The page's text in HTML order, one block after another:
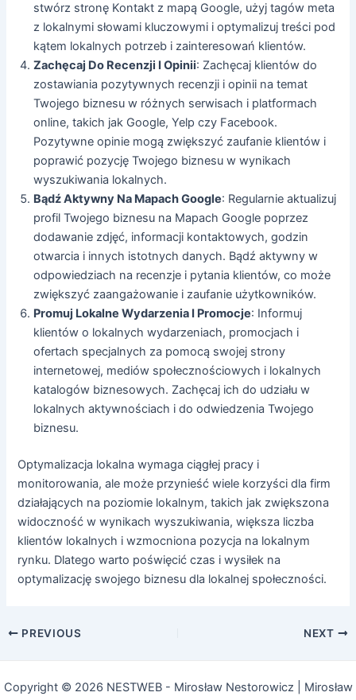
stwórz stronę Kontakt z mapą Google, użyj tagów meta
z lokalnymi słowami kluczowymi i optymalizuj treści pod
kątem lokalnych potrzeb i zainteresowań klientów.
Zachęcaj Do Recenzji I Opinii: Zachęcaj klientów do
zostawiania pozytywnych recenzji i opinii na temat
Twojego biznesu w różnych serwisach i platformach
online, takich jak Google, Yelp czy Facebook.
Pozytywne opinie mogą zwiększyć zaufanie klientów i
poprawić pozycję Twojego biznesu w wynikach
wyszukiwania lokalnych.
Bądź Aktywny Na Mapach Google: Regularnie aktualizuj
profil Twojego biznesu na Mapach Google poprzez
dodawanie zdjęć, informacji kontaktowych, godzin
otwarcia i innych istotnych danych. Bądź aktywny w
odpowiedziach na recenzje i pytania klientów, co może
zwiększyć zaangażowanie i zaufanie użytkowników.
Promuj Lokalne Wydarzenia I Promocje: Informuj
klientów o lokalnych wydarzeniach, promocjach i
ofertach specjalnych za pomocą swojej strony
internetowej, mediów społecznościowych i lokalnych
katalogów biznesowych. Zachęcaj ich do udziału w
lokalnych aktywnościach i do odwiedzenia Twojego
biznesu.
Optymalizacja lokalna wymaga ciągłej pracy i
monitorowania, ale może przynieść wiele korzyści dla firm
działających na poziomie lokalnym, takich jak zwiększona
widoczność w wynikach wyszukiwania, większa liczba
klientów lokalnych i wzmocniona pozycja na lokalnym
rynku. Dlatego warto poświęcić czas i wysiłek na
optymalizację swojego biznesu dla lokalnej społeczności.
PREVIOUS NEXT
Copyright © 2026 NESTWEB - Mirosław Nestorowicz | Mirosław